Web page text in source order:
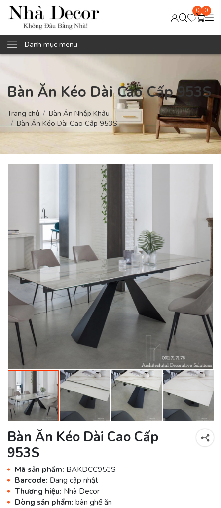
0 0
Danh mục menu
Bàn Ăn Kéo Dài Cao Cấp 953S
Trang chủ
Bàn Ăn Nhập Khẩu
Bàn Ăn Kéo Dài Cao Cấp 953S
Bàn Ăn Kéo Dài Cao Cấp
953S
Mã sản phẩm: BAKDCC953S
Barcode: Đang cập nhật
Thương hiệu: Nhà Decor
Dòng sản phẩm: bàn ghế ăn